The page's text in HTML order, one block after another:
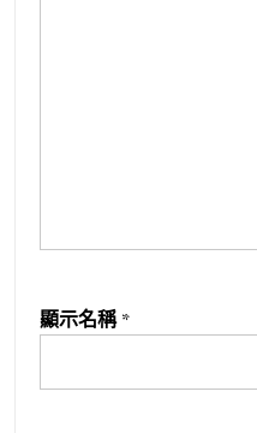
顯示名稱 *